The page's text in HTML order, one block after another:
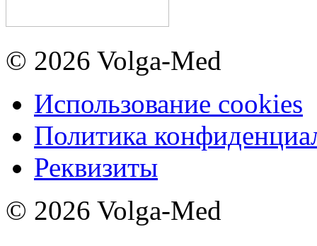
© 2026 Volga-Med
Использование cookies
Политика
Реквизиты
© 2026 Volga-Med